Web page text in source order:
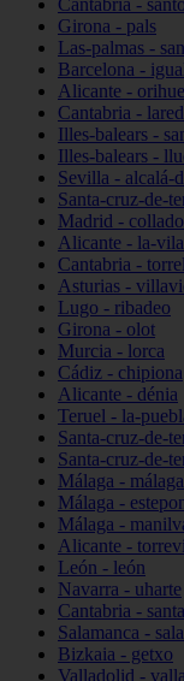
Cantabria -
Girona - pals
Las-palmas -
Barcelona -
Alicante -
Cantabria -
Illes-balears -
Illes-balears -
Sevilla - alcalá-
Santa-cruz-de-
Madrid -
Alicante - la-
Cantabria -
Asturias -
Lugo - ribadeo
Girona - olot
Murcia - lorca
Cádiz - chipiona
Alicante - dénia
Teruel - la-
Santa-cruz-de-
Santa-cruz-de-
Málaga - málaga
Málaga -
Málaga -
Alicante -
León - león
Navarra - uharte
Cantabria -
Salamanca -
Bizkaia - getxo
Valladolid -